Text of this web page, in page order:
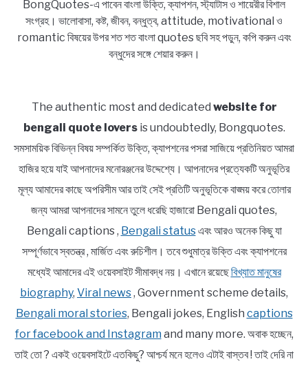
BongQuotes-এ পাবেন বাংলা উক্তি, ক্যাপশন, স্ট্যাটাস ও শায়েরীর বিশাল
সংগ্রহ। ভালোবাসা, কষ্ট, জীবন, বন্ধুত্ব, attitude, motivational ও
romantic বিষয়ের উপর শত শত বাংলা quotes ছবি সহ পড়ুন, কপি করুন এবং
বন্ধুদের সঙ্গে শেয়ার করুন।
The authentic most and dedicated website for
bengali quote loversis undoubtedly, Bongquotes.
সমসাময়িক বিভিন্ন বিষয় সম্পর্কিত উক্তি, ক্যাপশনের পসরা সাজিয়ে প্রতিনিয়ত আমরা
হাজির হয়ে যাই আপনাদের মনোরঞ্জনের উদ্দেশ্যে। আপনাদের প্রত্যেকটি অনুভূতির
মূল্য আমাদের কাছে অপরিসীম আর তাই সেই প্রতিটি অনুভূতিকে বাঙ্ময় করে তোলার
জন্য আমরা আপনাদের সামনে তুলে ধরেছি হাজারো Bengali quotes,
Bengali captions , Bengali statusএবং আরও অনেক কিছু যা
সম্পূর্ণভাবে স্বতন্ত্র , মার্জিত এবং রুচিশীল। তবে শুধুমাত্র উক্তি এবং ক্যাপশনের
মধ্যেই আমাদের এই ওয়েবসাইট সীমাবদ্ধ নয়। এখানে রয়েছেবিখ্যাত মানুষের
biography, Viral news, Government scheme details,
Bengali moral stories, Bengali jokes, English captions
for facebook and Instagram and many more. অবাক হচ্ছেন,
তাই তো ? একই ওয়েবসাইটে এতকিছু? আশ্চর্য মনে হলেও এটাই বাস্তব ! তাই দেরি না